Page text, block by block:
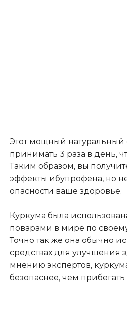
Этот мощный
принимать 3 раза в день,
Таким образом, вы
эффекты ибупрофена, но
опасности ваше здоровье.
Куркума была
поварами в мире по
Точно так же она обычно
средствах для улучшения
мнению экспертов,
безопаснее, чем